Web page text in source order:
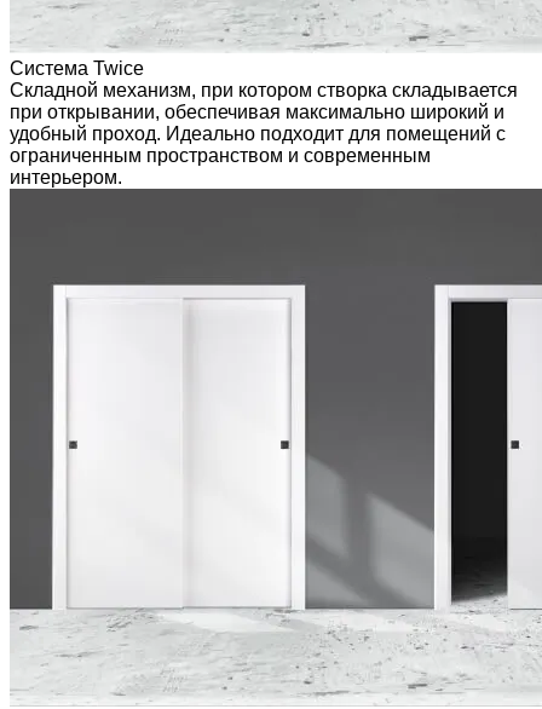
Система Twice
Складной механизм, при котором створка складывается
при открывании, обеспечивая максимально широкий и
удобный проход. Идеально подходит для помещений с
ограниченным пространством и современным
интерьером.